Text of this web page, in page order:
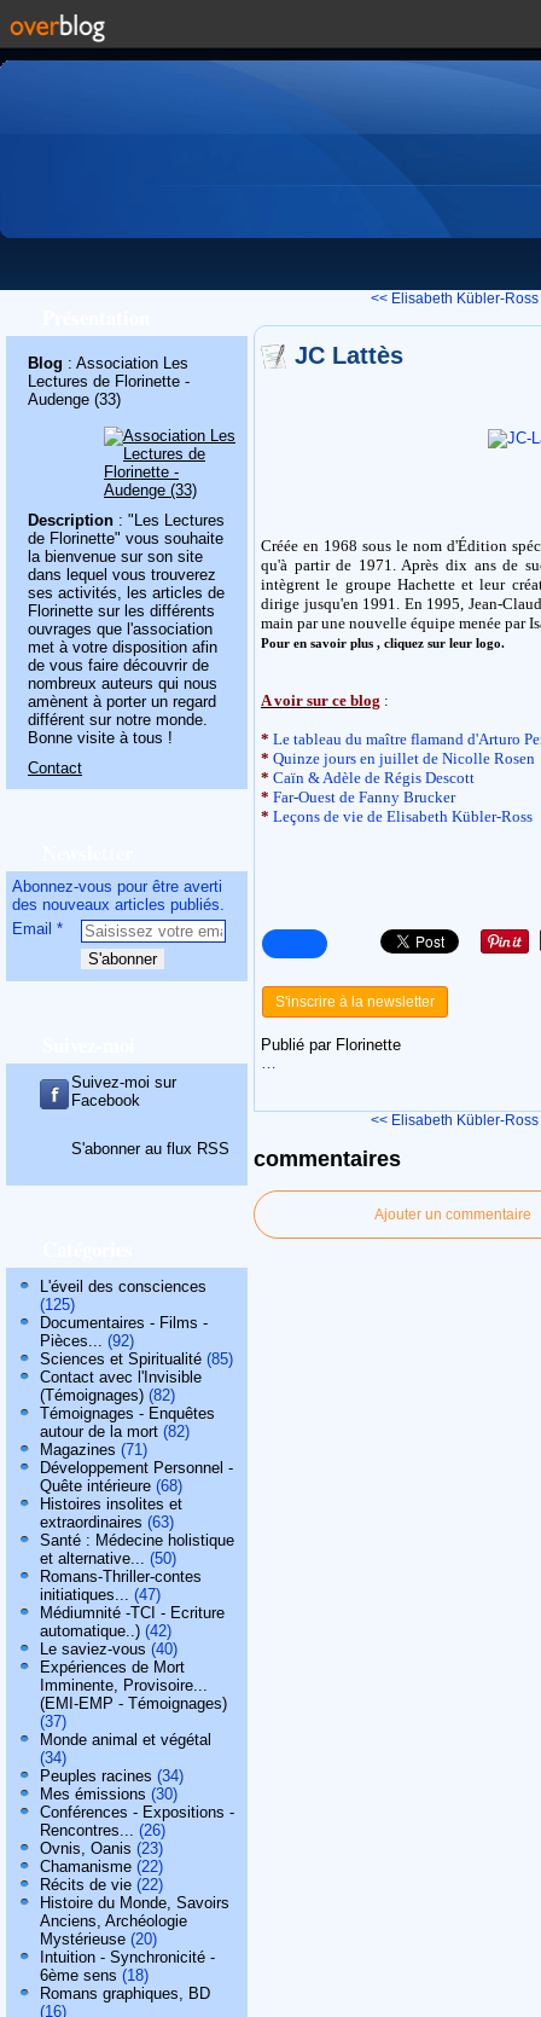
Blog : Association Les
Lectures de Florinette -
Audenge (33)
Description : "Les Lectures
de Florinette" vous souhaite
la bienvenue sur son site
dans lequel vous trouverez
ses activités, les articles de
Florinette sur les différents
ouvrages que l'association
met à votre disposition afin
de vous faire découvrir de
nombreux auteurs qui nous
amènent à porter un regard
différent sur notre monde.
Bonne visite à tous !
Contact
Abonnez-vous pour être averti
des nouveaux articles publiés.
Email
Suivez-moi sur
Facebook
S'abonner au flux RSS
L'éveil des consciences
(125)
Documentaires - Films -
Pièces... (92)
Sciences et Spiritualité (85)
Contact avec l'Invisible
(Témoignages) (82)
Témoignages - Enquêtes
autour de la mort (82)
Magazines (71)
Développement Personnel -
Quête intérieure (68)
Histoires insolites et
extraordinaires (63)
Santé : Médecine holistique
et alternative... (50)
Romans-Thriller-contes
initiatiques... (47)
Médiumnité -TCI - Ecriture
automatique..) (42)
Le saviez-vous (40)
Expériences de Mort
Imminente, Provisoire...
(EMI-EMP - Témoignages)
(37)
Monde animal et végétal
(34)
Peuples racines (34)
Mes émissions (30)
Conférences - Expositions -
Rencontres... (26)
Ovnis, Oanis (23)
Chamanisme (22)
Récits de vie (22)
Histoire du Monde, Savoirs
Anciens, Archéologie
Mystérieuse (20)
Intuition - Synchronicité -
6ème sens (18)
Romans graphiques, BD
(16)
<< Elisabeth Kübler-Ross
JC Lattès
Créée en 1968 sous le nom d'Édition
qu'à partir de 1971. Après dix ans de
intègrent le groupe Hachette et leur
dirige jusqu'en 1991. En 1995, Jean-
main par une nouvelle équipe menée par
Pour en savoir plus , cliquez sur leur logo.
A voir sur ce blog :
* Le tableau du maître flamand d'Arturo
* Quinze jours en juillet de Nicolle Rosen
* Caïn & Adèle de Régis Descott
* Far-Ouest de Fanny Brucker
* Leçons de vie de Elisabeth Kübler-Ross
S'inscrire à la newsletter
Publié par Florinette
…
<< Elisabeth Kübler-Ross
commentaires
Ajouter un commentaire